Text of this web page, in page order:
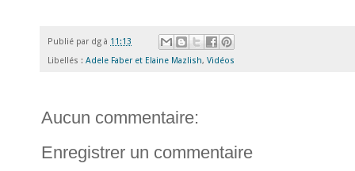
Publié par dg à 11:13
Libellés : Adele Faber et Elaine Mazlish, Vidéos
Aucun commentaire:
Enregistrer un commentaire